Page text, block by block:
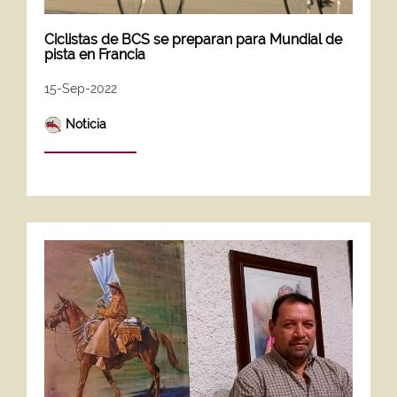
Ciclistas de BCS se preparan para Mundial de
pista en Francia
15-Sep-2022
Noticia